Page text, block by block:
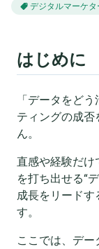
デジタルマーケタ
はじめに
「データをど
ティングの成
ん。
直感や経験だけ
を打ち出せる“
成長をリードす
す。
ここでは、デ